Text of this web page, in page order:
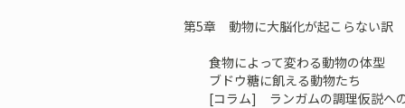
第5章 動物に大脳化が起こらない訳
食物によって変わる動物の体型
ブドウ糖に飢える動物たち
[コラム] ランガムの調理仮説へ